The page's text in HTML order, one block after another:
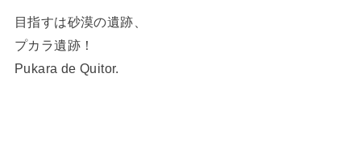
目指すは砂漠の遺跡、
プカラ遺跡！
Pukara de Quitor.